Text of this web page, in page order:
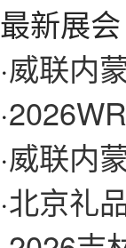
最新展会
·威联内
·
·威联内
·北京礼